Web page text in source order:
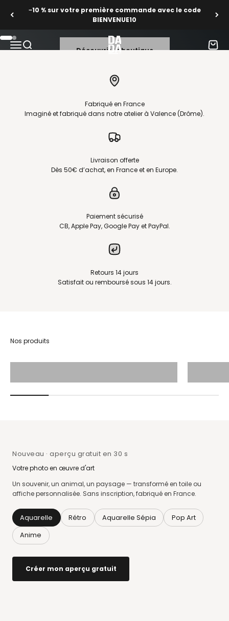
−10 % sur votre première commande avec le code
BIENVENUE10
Ouvrir la navigation
Ouvrir la recherche Dada Art Voir le
fabriqués en France.
Découvrir la boutique
Aller à l'élément 1
Aller à l'élément 2
Fabriqué en France
Imaginé et fabriqué dans notre atelier à Valence (Drôme).
Livraison offerte
Dès 50€ d’achat, en France et en Europe.
Paiement sécurisé
CB, Apple Pay, Google Pay et PayPal.
Retours 14 jours
Satisfait ou remboursé sous 14 jours.
Toile imprimée
Nouveau · aperçu gratuit en 30 s
Votre photo en œuvre d'art
Un souvenir, un animal, un paysage — transformé en toile ou
affiche personnalisée. Sans inscription, fabriqué en France.
Aquarelle Rétro Aquarelle Sépia Pop Art
Anime
Créer mon aperçu gratuit